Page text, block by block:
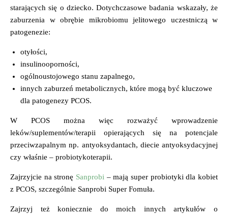
starających się o dziecko. Dotychczasowe badania wskazały, że
zaburzenia w obrębie mikrobiomu jelitowego uczestniczą w
patogenezie:
otyłości,
insulinooporności,
ogólnoustojowego stanu zapalnego,
innych zaburzeń metabolicznych, które mogą być kluczowe
dla patogenezy PCOS.
W PCOS można więc rozważyć wprowadzenie
leków/suplementów/terapii opierających się na potencjale
przeciwzapalnym np. antyoksydantach, diecie antyoksydacyjnej
czy właśnie – probiotykoterapii.
Zajrzyjcie na stronę Sanprobi – mają super probiotyki dla kobiet
z PCOS, szczególnie Sanprobi Super Fomuła.
Zajrzyj też koniecznie do moich innych artykułów o